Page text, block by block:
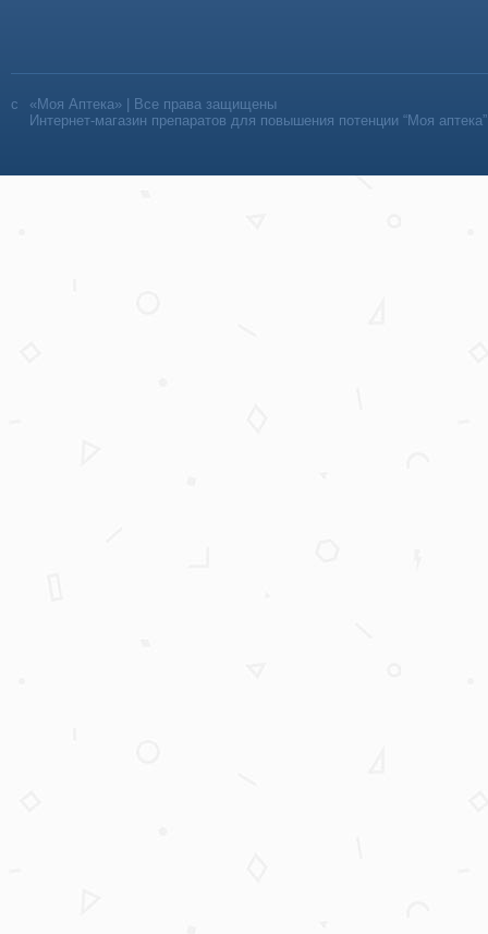
«Моя Аптека» | Все права защищены
Интернет-магазин препаратов для повышения потенции “Моя